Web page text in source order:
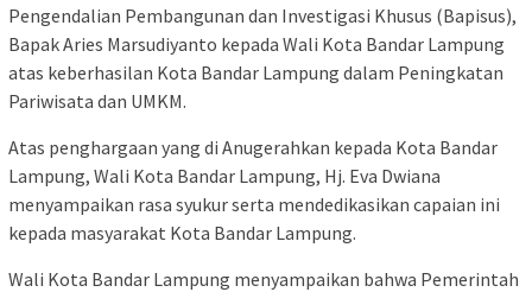
Pengendalian Pembangunan dan Investigasi Khusus (Bapisus),
Bapak Aries Marsudiyanto kepada Wali Kota Bandar Lampung
atas keberhasilan Kota Bandar Lampung dalam Peningkatan
Pariwisata dan UMKM.
Atas penghargaan yang di Anugerahkan kepada Kota Bandar
Lampung, Wali Kota Bandar Lampung, Hj. Eva Dwiana
menyampaikan rasa syukur serta mendedikasikan capaian ini
kepada masyarakat Kota Bandar Lampung.
Wali Kota Bandar Lampung menyampaikan bahwa Pemerintah